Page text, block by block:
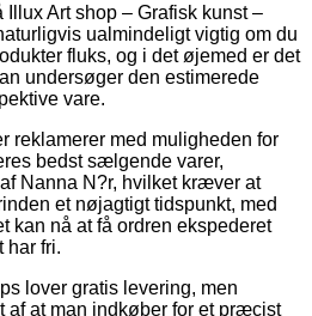
Art shop – Grafisk kunst –
ualmindeligt vigtig om du
fluks, og i det øjemed er det
undersøger den estimerede
vare.
reklamerer med muligheden for
bedst sælgende varer,
Nanna N?r, hvilket kræver at
et nøjagtigt tidspunkt, med
kan nå at få ordren ekspederet
har fri.
lover gratis levering, men
af at man indkøber for et præcist